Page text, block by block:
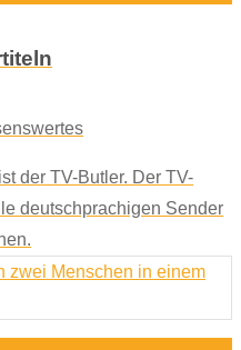
der TV-Butler. Der TV-
deutschprachigen Sender